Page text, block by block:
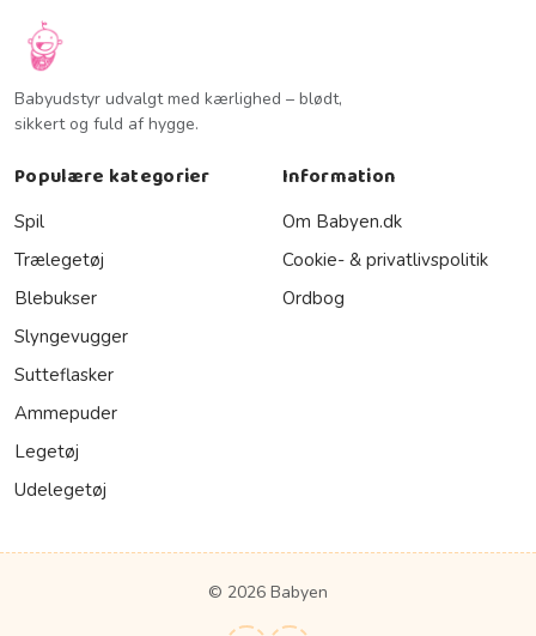
Babyudstyr udvalgt med kærlighed – blødt,
sikkert og fuld af hygge.
Populære kategorier
Spil
Trælegetøj
Blebukser
Slyngevugger
Sutteflasker
Ammepuder
Legetøj
Udelegetøj
Information
Om Babyen.dk
Cookie- & privatlivspolitik
Ordbog
© 2026 Babyen